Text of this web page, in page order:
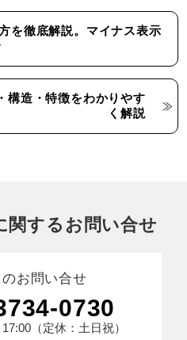
を徹底解説。マイナス表示
構造・特徴をわかりやす
く解説
関するお問い合せ
お問い合せ
0730
（定休：土日祝）